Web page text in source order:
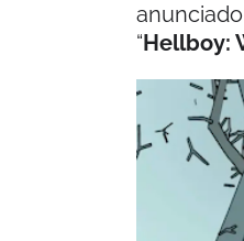
“Hellboy: